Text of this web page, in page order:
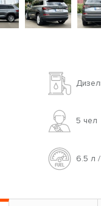
5 чел
6.5 л